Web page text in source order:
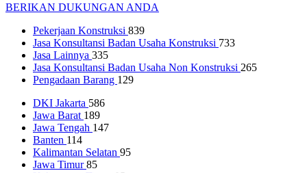
BERIKAN DUKUNGAN ANDA
Pekerjaan Konstruksi 839
Jasa Konsultansi Badan Usaha Konstruksi 733
Jasa Lainnya 335
Jasa Konsultansi Badan Usaha Non Konstruksi 265
Pengadaan Barang 129
DKI Jakarta 586
Jawa Barat 189
Jawa Tengah 147
Banten 114
Kalimantan Selatan 95
Jawa Timur85